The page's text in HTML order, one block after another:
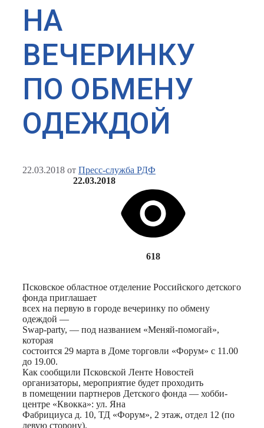
НА
ВЕЧЕРИНКУ
ПО ОБМЕНУ
ОДЕЖДОЙ
22.03.2018 от Пресс-служба РДФ
22.03.2018
618
Псковское областное отделение Российского детского
фонда приглашает
всех на первую в городе вечеринку по обмену
одеждой —
Swap-party, — под названием «Меняй-помогай»,
которая
состоится 29 марта в Доме торговли «Форум» с 11.00
до 19.00.
Как сообщили Псковской Ленте Новостей
организаторы, мероприятие будет проходить
в помещении партнеров Детского фонда — хобби-
центре «Квокка»: ул. Яна
Фабрициуса д. 10, ТД «Форум», 2 этаж, отдел 12 (по
левую сторону).